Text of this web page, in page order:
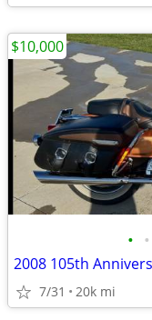
• •
2008 105th
7/31 20k mi
$10,000